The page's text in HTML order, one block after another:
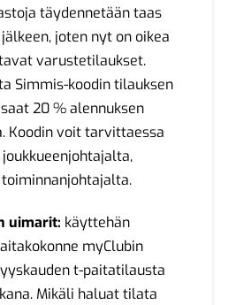
täydennetään taas
joten nyt on oikea
varustetilaukset.
Simmis-koodin tilauksen
20 % alennuksen
Koodin voit tarvittaessa
uimarit: käyttehän
myClubin
t-paitatilausta
Mikäli haluat tilata